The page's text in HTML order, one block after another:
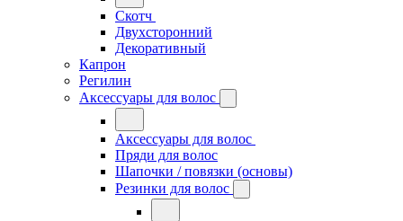
Скотч
Двухсторонний
Декоративный
Капрон
Регилин
Аксессуары для волос
Аксессуары для волос
Пряди для волос
Шапочки / повязки (основы)
Резинки для волос